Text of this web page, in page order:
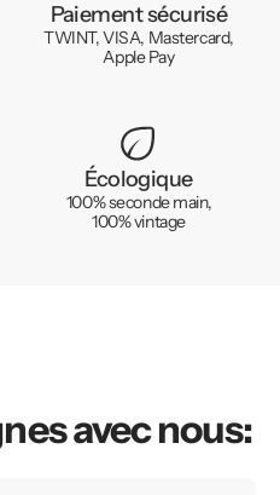
Paiement sécurisé
TWINT, VISA, Mastercard,
Apple Pay
Écologique
100% seconde main,
100% vintage
avec nous: